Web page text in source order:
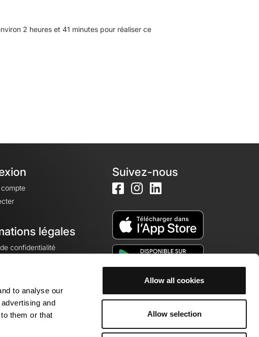
to analyse our
and
them or that
Allow all cookies
Allow selection
2 heures et 41 minutes pour réaliser ce
légales
confidentialité
des cookies
Suivez-nous